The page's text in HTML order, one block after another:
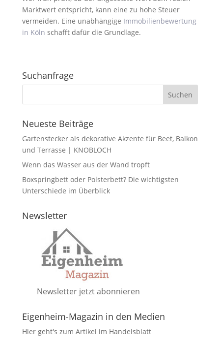
Marktwert entspricht, kann eine zu hohe Steuer
vermeiden. Eine unabhängige Immobilienbewertung
in Köln schafft dafür die Grundlage.
Suchanfrage
Neueste Beiträge
Gartenstecker als dekorative Akzente für Beet, Balkon
und Terrasse | KNOBLOCH
Wenn das Wasser aus der Wand tropft
Boxspringbett oder Polsterbett? Die wichtigsten
Unterschiede im Überblick
Newsletter
Newsletter jetzt abonnieren
Eigenheim-Magazin in den Medien
Hier geht's zum Artikel im Handelsblatt